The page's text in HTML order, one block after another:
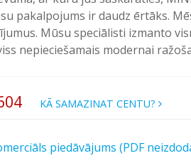
pakalpojums ir daudz ērtāks.
Mūsu speciālisti izmanto
nepieciešamais modernai
KĀ SAMAZINAT CENTU?
piedāvājums (PDF